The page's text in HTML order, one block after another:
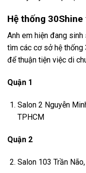
Hệ thống
Anh em hiện đang
tìm các cơ sở hệ
để thuận tiện việc di
Quận 1
Salon 2 Nguyễn
TPHCM
Quận 2
Salon 103 Trần